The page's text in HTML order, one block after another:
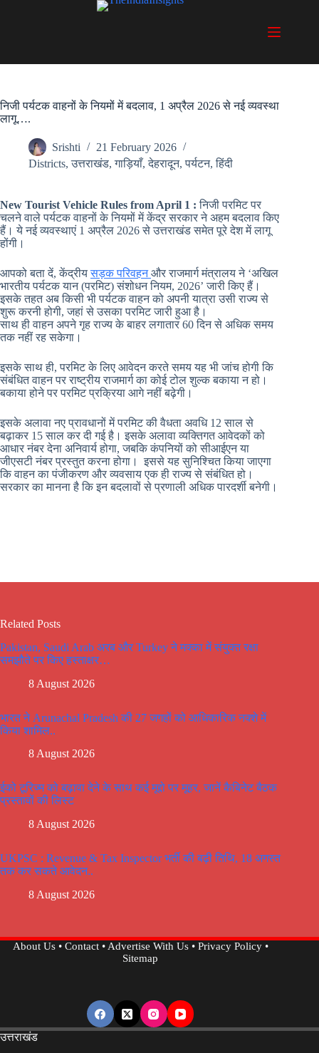
निजी पर्यटक वाहनों के नियमों में बदलाव, 1 अप्रैल 2026 से नई व्यवस्था
लागू….
Srishti
21 February 2026
Districts,उत्तराखंड,गाड़ियाँ,देहरादून,पर्यटन,हिंदी
New Tourist Vehicle Rules from April 1 :निजी परमिट पर
चलने वाले पर्यटक वाहनों के नियमों में केंद्र सरकार ने अहम बदलाव किए
हैं। ये नई व्यवस्थाएं 1 अप्रैल 2026 से उत्तराखंड समेत पूरे देश में लागू
होंगी।
आपको बता दें, केंद्रीयसड़क परिवहनऔर राजमार्ग मंत्रालय ने ‘अखिल
भारतीय पर्यटक यान (परमिट) संशोधन नियम, 2026’ जारी किए हैं।
इसके तहत अब किसी भी पर्यटक वाहन को अपनी यात्रा उसी राज्य से
शुरू करनी होगी, जहां से उसका परमिट जारी हुआ है।
साथ ही वाहन अपने गृह राज्य के बाहर लगातार 60 दिन से अधिक समय
तक नहीं रह सकेगा।
इसके साथ ही, परमिट के लिए आवेदन करते समय यह भी जांच होगी कि
संबंधित वाहन पर राष्ट्रीय राजमार्ग का कोई टोल शुल्क बकाया न हो।
बकाया होने पर परमिट प्रक्रिया आगे नहीं बढ़ेगी।
इसके अलावा नए प्रावधानों में परमिट की वैधता अवधि 12 साल से
बढ़ाकर 15 साल कर दी गई है। इसके अलावा व्यक्तिगत आवेदकों को
आधार नंबर देना अनिवार्य होगा, जबकि कंपनियों को सीआईएन या
जीएसटी नंबर प्रस्तुत करना होगा। इससे यह सुनिश्चित किया जाएगा
कि वाहन का पंजीकरण और व्यवसाय एक ही राज्य से संबंधित हो।
सरकार का मानना है कि इन बदलावों से प्रणाली अधिक पारदर्शी बनेगी।
Related Posts
Pakistan, Saudi Arab अरब और Turkey ने मक्का में संयुक्त रक्षा
समझौते पर किए हस्ताक्षर…
8 August 2026
भारत ने Arunachal Pradesh की 27 जगहों को आधिकारिक नक्शे में
किया शामिल..
8 August 2026
ईको टूरिज्म को बढ़ावा देने के साथ कई मूद्दो पर मूहर, जानें कैबिनेट बैठक
प्रस्तावों की लिस्ट
8 August 2026
UKPSC : Revenue & Tax Inspector भर्ती की बढ़ी तिथि, 18 अगस्त
तक कर सकते आवेदन..
8 August 2026
About Us• Contact•Advertise With Us• Privacy Policy•
Sitemap
उत्तराखंड